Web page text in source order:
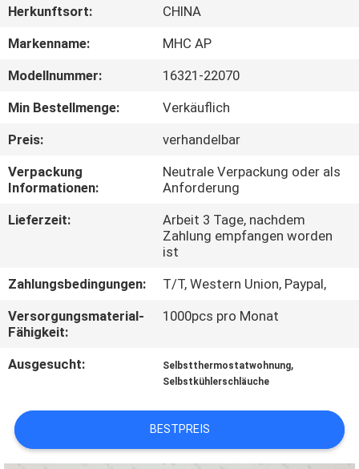
FABRIK-
AUSFLUG
QUALITÄTSKONTROLLE
KONTAKTIERE
UNS
FORDERN
ZITAT
SITEMAP
POLICY
Herkunftsort:
CHINA
Markenname:
MHC AP
Modellnummer:
16321-22070
Min Bestellmenge:
Verkäuflich
Preis:
verhandelbar
Verpackung
Informationen:
Neutrale Verpackung oder als
Anforderung
Lieferzeit:
Arbeit 3 Tage, nachdem
Zahlung empfangen worden
ist
Zahlungsbedingungen:
T/T, Western Union, Paypal,
Versorgungsmaterial-
Fähigkeit:
1000pcs pro Monat
Ausgesucht: Selbstthermostatwohnung,
Selbstkühlerschläuche
BESTPREIS